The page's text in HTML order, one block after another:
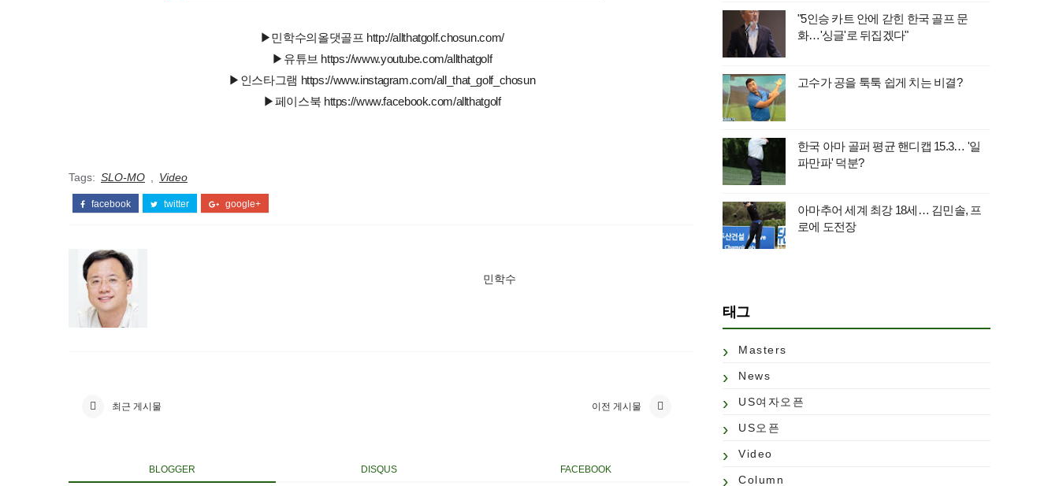
▶민학수의올댓골프 http://allthatgolf.chosun.com/
▶유튜브 https://www.youtube.com/allthatgolf
▶인스타그램 https://www.instagram.com/all_that_golf_chosun
▶페이스북 https://www.facebook.com/allthatgolf
Tags: SLO-MO Video
facebook twitter google+
민학수
최근 게시물 이전 게시물
BLOGGER DISQUS FACEBOOK
"5인승 카트 안에 갇힌 한국 골프 문
화…'싱글'로 뒤집겠다"
고수가 공을 툭툭 쉽게 치는 비결?
한국 아마 골퍼 평균 핸디캡 15.3… '일
파만파' 덕분?
아마추어 세계 최강 18세… 김민솔, 프
로에 도전장
태그
Masters
News
US여자오픈
US오픈
Video
Column